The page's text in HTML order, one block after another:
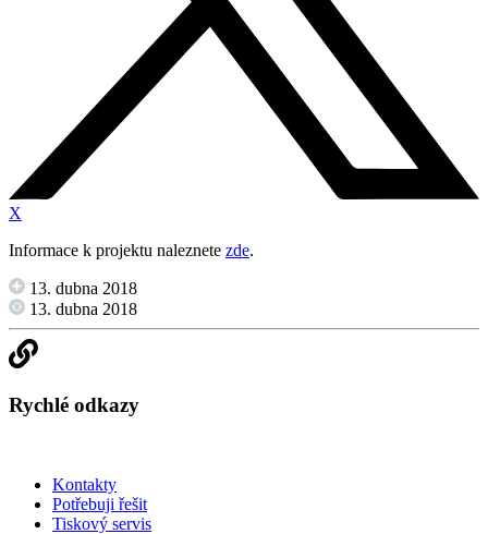
X
Informace k projektu naleznete zde.
13. dubna 2018
13. dubna 2018
Rychlé odkazy
Kontakty
Potřebuji řešit
Tiskový servis